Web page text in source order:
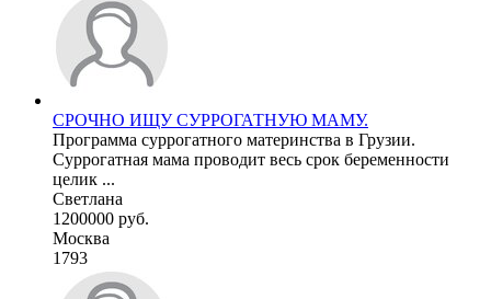
СРОЧНО ИЩУ СУРРОГАТНУЮ МАМУ.
Программа суррогатного материнства в Грузии.
Суррогатная мама проводит весь срок беременности
целик ...
Светлана
1200000 руб.
Москва
1793